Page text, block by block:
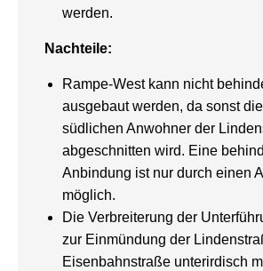
werden.
Nachteile:
Rampe-West kann nicht
ausgebaut werden, da sonst
südlichen Anwohner der
abgeschnitten wird. Eine
Anbindung ist nur durch einen
möglich.
Die Verbreiterung der
zur Einmündung der
Eisenbahnstraße unterirdisch